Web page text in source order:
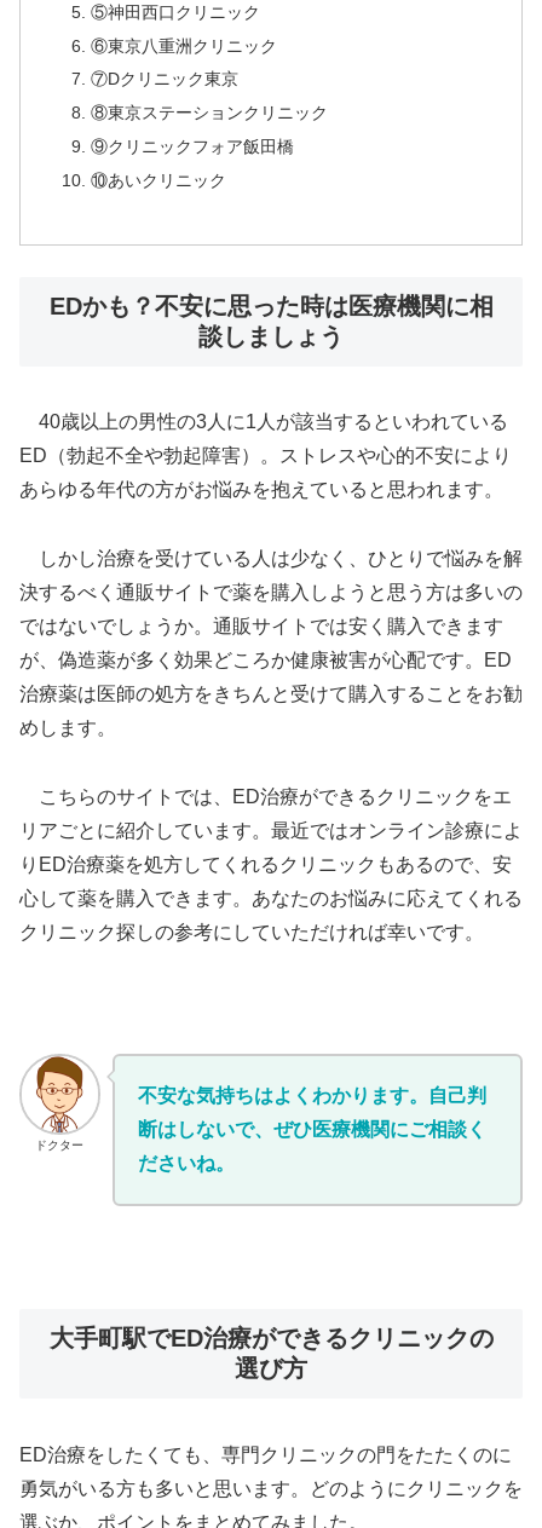
⑤神田西口クリニック
⑥東京八重洲クリニック
⑦Dクリニック東京
⑧東京ステーションクリニック
⑨クリニックフォア飯田橋
⑩あいクリニック
EDかも？不安に思った時は医療機関に相
談しましょう
40歳以上の男性の3人に1人が該当するといわれている
ED（勃起不全や勃起障害）。ストレスや心的不安により
あらゆる年代の方がお悩みを抱えていると思われます。
しかし治療を受けている人は少なく、ひとりで悩みを解
決するべく通販サイトで薬を購入しようと思う方は多いの
ではないでしょうか。通販サイトでは安く購入できます
が、偽造薬が多く効果どころか健康被害が心配です。ED
治療薬は医師の処方をきちんと受けて購入することをお勧
めします。
こちらのサイトでは、ED治療ができるクリニックをエ
リアごとに紹介しています。最近ではオンライン診療によ
りED治療薬を処方してくれるクリニックもあるので、安
心して薬を購入できます。あなたのお悩みに応えてくれる
クリニック探しの参考にしていただければ幸いです。
ドクター
不安な気持ちはよくわかります。自己判
断はしないで、ぜひ医療機関にご相談く
ださいね。
大手町駅でED治療ができるクリニックの
選び方
ED治療をしたくても、専門クリニックの門をたたくのに
勇気がいる方も多いと思います。どのようにクリニックを
選ぶか、ポイントをまとめてみました。